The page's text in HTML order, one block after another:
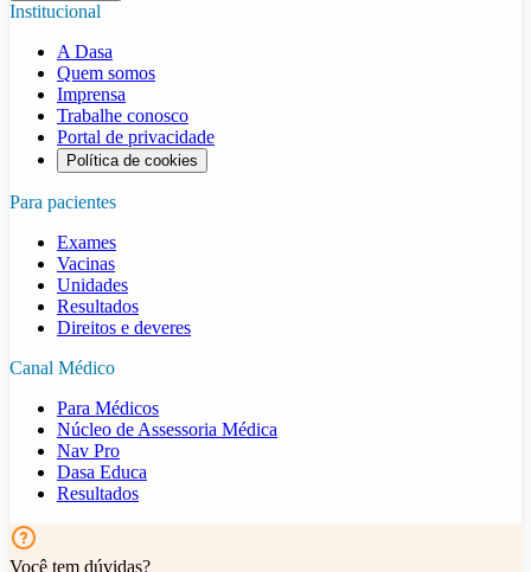
Institucional
A Dasa
Quem somos
Imprensa
Trabalhe conosco
Portal de privacidade
Política de cookies
Para pacientes
Exames
Vacinas
Unidades
Resultados
Direitos e deveres
Canal Médico
Para Médicos
Núcleo de Assessoria Médica
Nav Pro
Dasa Educa
Resultados
Você tem dúvidas?